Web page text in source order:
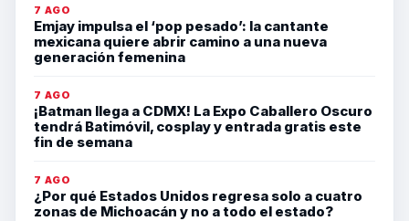
7 AGO
Emjay impulsa el ‘pop pesado’: la cantante
mexicana quiere abrir camino a una nueva
generación femenina
7 AGO
¡Batman llega a CDMX! La Expo Caballero Oscuro
tendrá Batimóvil, cosplay y entrada gratis este
fin de semana
7 AGO
¿Por qué Estados Unidos regresa solo a cuatro
zonas de Michoacán y no a todo el estado?